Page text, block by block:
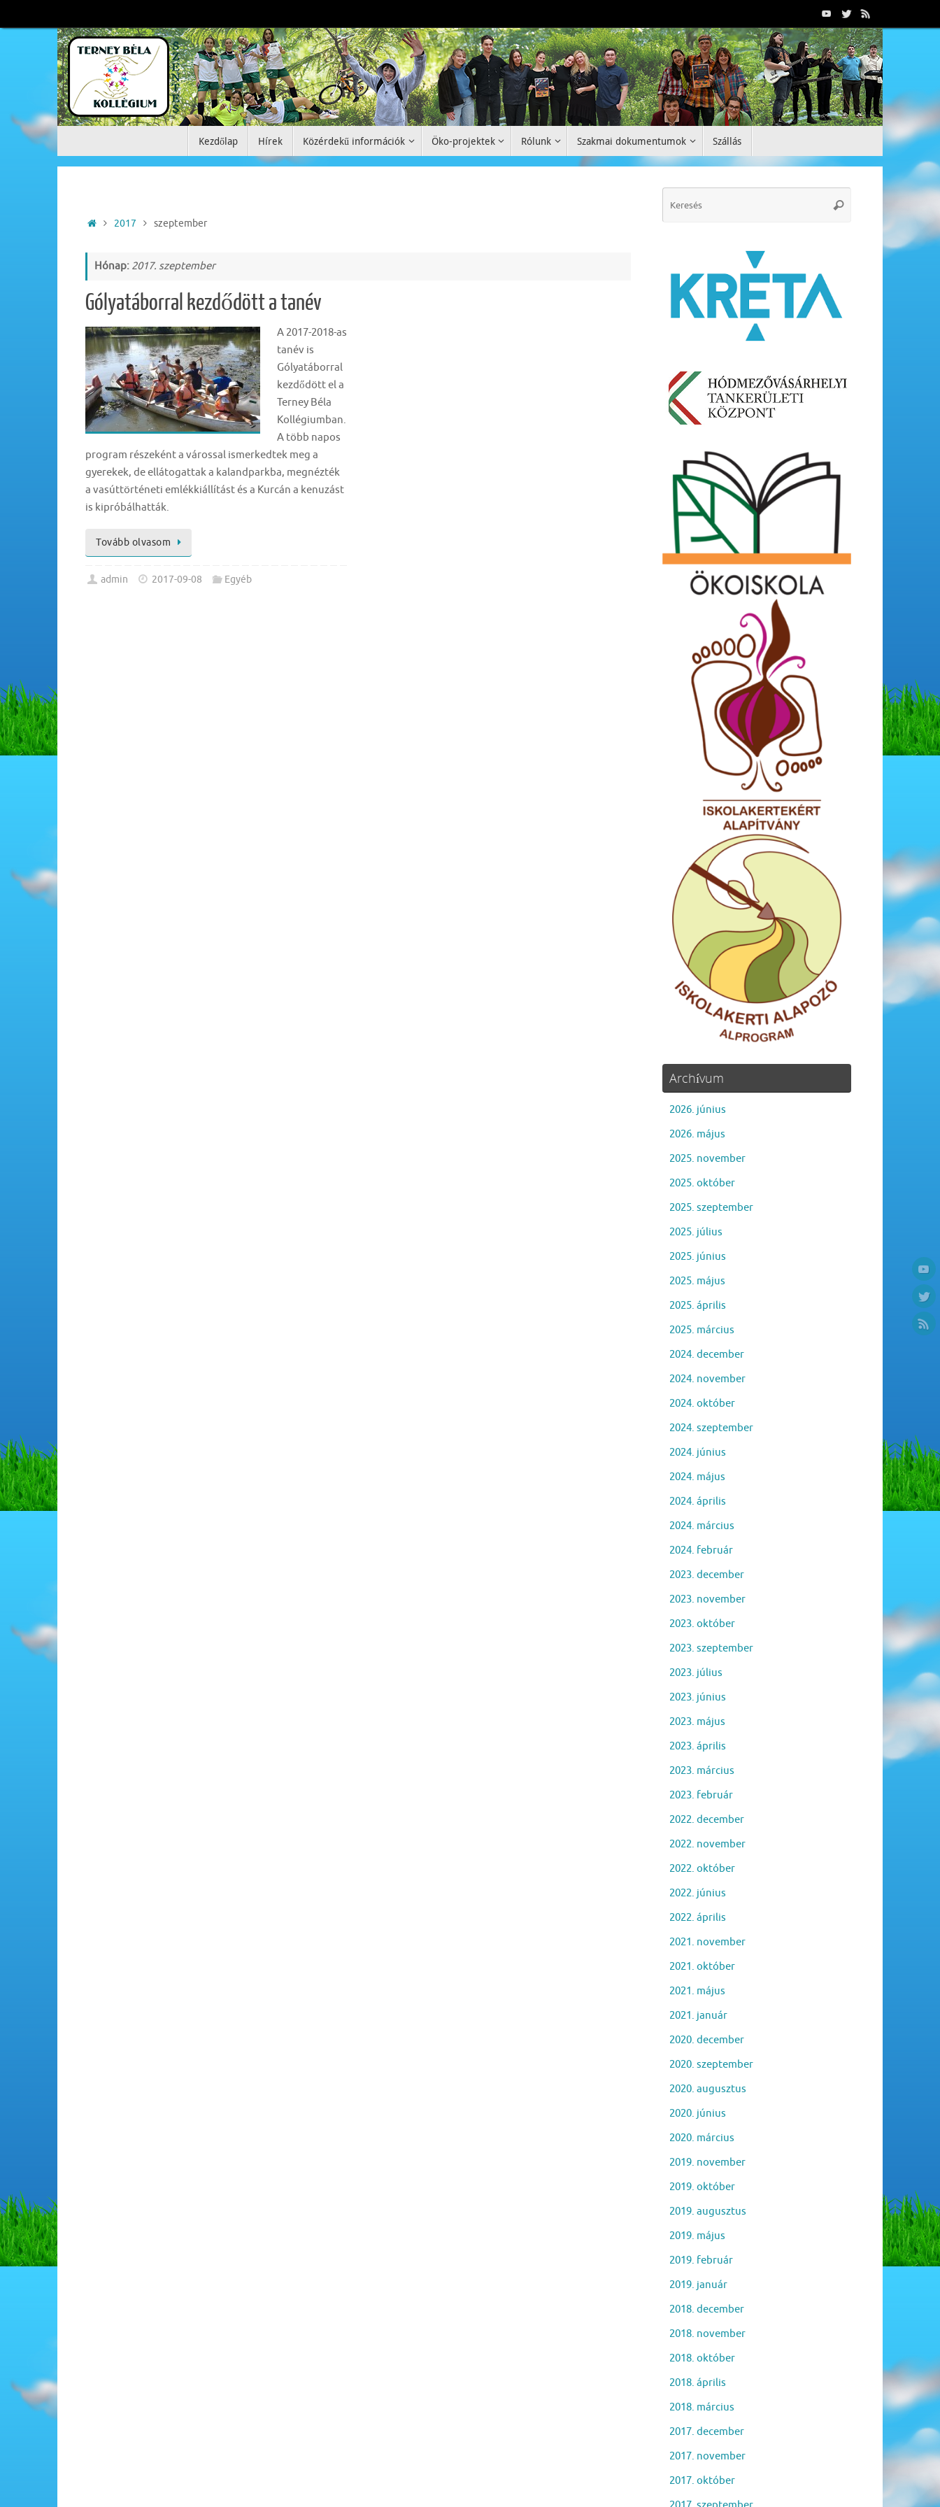
a
Tovább
a
Kezdőlap Hírek Közérdekű információk Öko-projektek Rólunk Szakmai dokumentumok Szállás
Home2017 szeptember
Hónap: 2017. szeptember
Gólyatáborral kezdődött a tanév
A 2017-2018-as
tanév is
Gólyatáborral
kezdődött el a
Terney Béla
Kollégiumban.
A több napos
program részeként a várossal ismerkedtek meg a
gyerekek, de ellátogattak a kalandparkba, megnézték
a vasúttörténeti emlékkiállítást és a Kurcán a kenuzást
is kipróbálhatták.
Tovább olvasom
admin 2017-09-08 Egyéb
Keresés
Archívum
2026. június
2026. május
2025. november
2025. október
2025. szeptember
2025. július
2025. június
2025. május
2025. április
2025. március
2024. december
2024. november
2024. október
2024. szeptember
2024. június
2024. május
2024. április
2024. március
2024. február
2023. december
2023. november
2023. október
2023. szeptember
2023. július
2023. június
2023. május
2023. április
2023. március
2023. február
2022. december
2022. november
2022. október
2022. június
2022. április
2021. november
2021. október
2021. május
2021. január
2020. december
2020. szeptember
2020. augusztus
2020. június
2020. március
2019. november
2019. október
2019. augusztus
2019. május
2019. február
2019. január
2018. december
2018. november
2018. október
2018. április
2018. március
2017. december
2017. november
2017. október